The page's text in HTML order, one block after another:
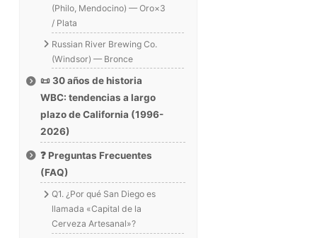
(Philo, Mendocino) — Oro×3
/ Plata
Russian River Brewing Co.
(Windsor) — Bronce
📜 30 años de historia
WBC: tendencias a largo
plazo de California (1996-
2026)
❓ Preguntas Frecuentes
(FAQ)
Q1. ¿Por qué San Diego es
llamada «Capital de la
Cerveza Artesanal»?